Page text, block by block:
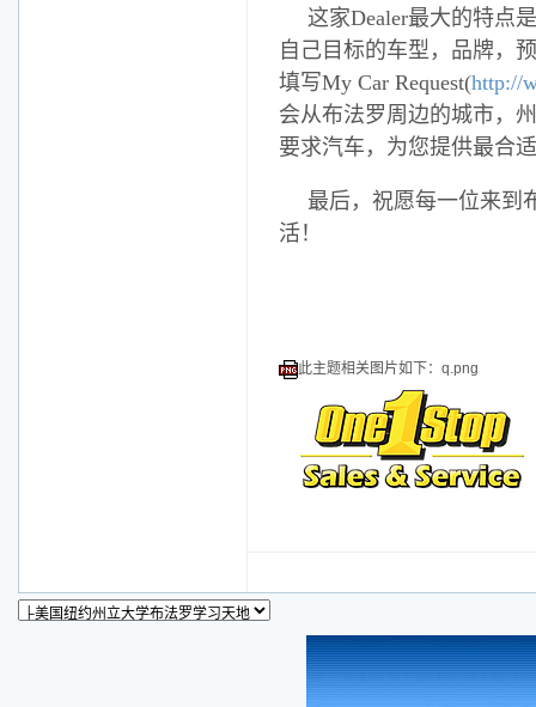
这家Dealer最大的特点
自己目标的车型，品牌，
填写My Car Request(http://
会从布法罗周边的城市，
要求汽车，为您提供最合
最后，祝愿每一位来到
活！
此主题相关图片如下：q.png